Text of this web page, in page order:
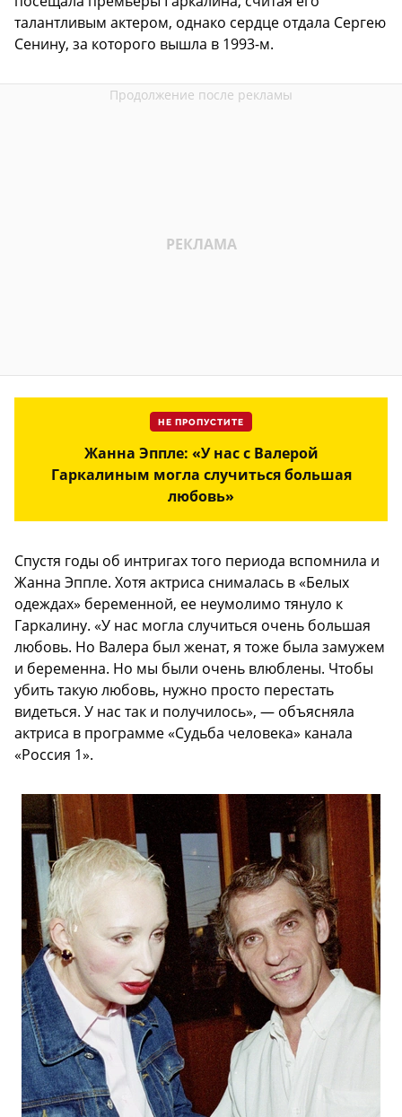
талантливым актером, однако сердце отдала Сергею
Сенину, за которого вышла в 1993-м.
НЕ ПРОПУСТИТЕ
Жанна Эппле: «У нас с Валерой
Гаркалиным могла случиться большая
любовь»
Спустя годы об интригах того периода вспомнила и
Жанна Эппле. Хотя актриса снималась в «Белых
одеждах» беременной, ее неумолимо тянуло к
Гаркалину. «У нас могла случиться очень большая
любовь. Но Валера был женат, я тоже была замужем
и беременна. Но мы были очень влюблены. Чтобы
убить такую любовь, нужно просто перестать
видеться. У нас так и получилось», — объясняла
актриса в программе «Судьба человека» канала
«Россия 1».